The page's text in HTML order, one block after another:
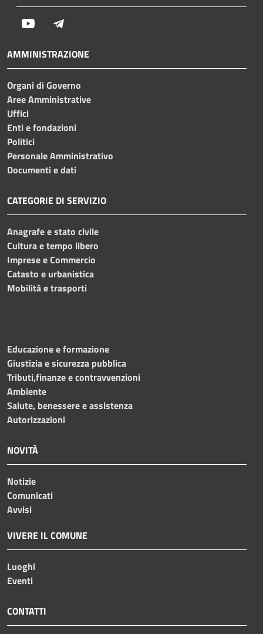
Youtube
AMMINISTRAZIONE
Organi di Governo
Aree Amministrative
Uffici
Enti e fondazioni
Politici
Personale Amministrativo
Documenti e dati
CATEGORIE DI SERVIZIO
Anagrafe e stato civile
Cultura e tempo libero
Imprese e Commercio
Catasto e urbanistica
Mobilità e trasporti
Educazione e formazione
Giustizia e sicurezza pubblica
Tributi,finanze e contravvenzioni
Ambiente
Salute, benessere e assistenza
Autorizzazioni
NOVITÀ
Notizie
Comunicati
Avvisi
VIVERE IL COMUNE
Luoghi
Eventi
CONTATTI